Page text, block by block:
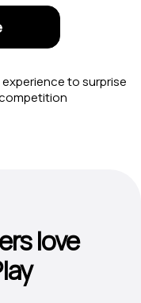
to surprise
love